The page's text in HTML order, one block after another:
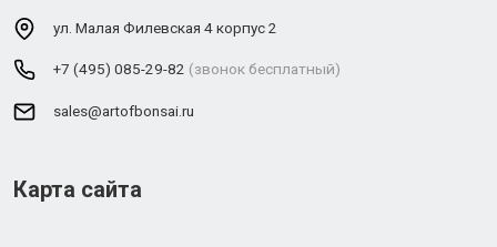
ул. Малая Филевская 4 корпус 2
+7 (495) 085-29-82 (звонок бесплатный)
sales@artofbonsai.ru
Карта сайта